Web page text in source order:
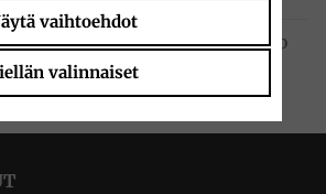
juoma tölkki 33cl, San Pellegrino
vaihtoehdot
valinnaiset